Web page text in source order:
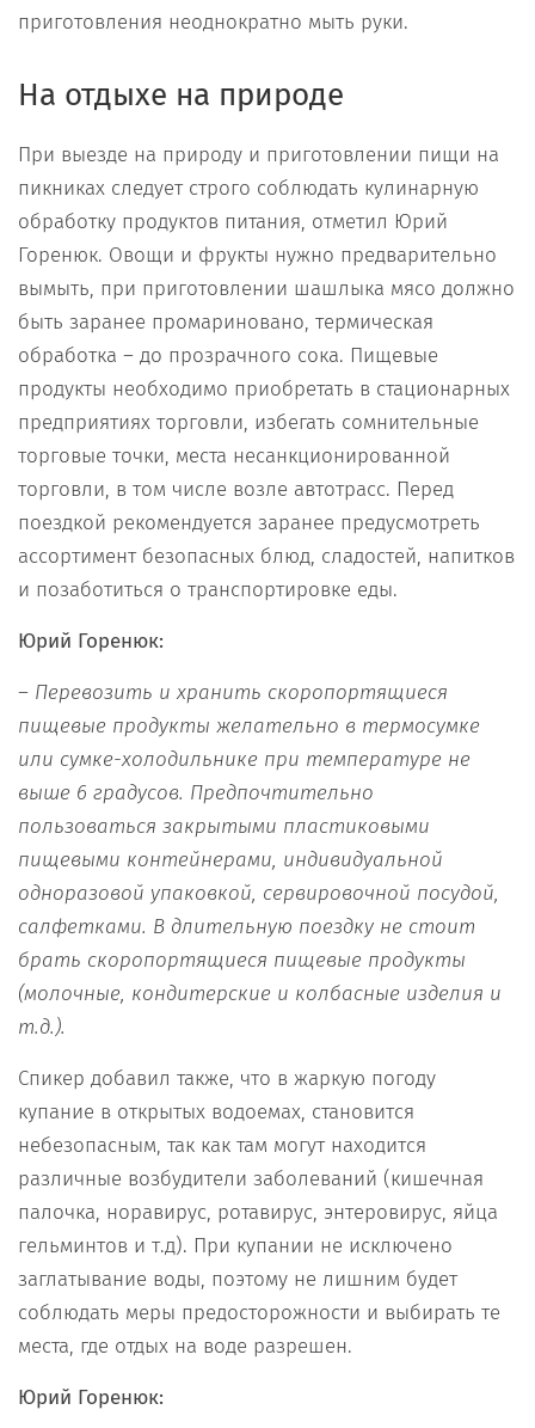
приготовления неоднократно мыть руки.
На отдыхе на природе
При выезде на природу и приготовлении пищи на
пикниках следует строго соблюдать кулинарную
обработку продуктов питания, отметил Юрий
Горенюк. Овощи и фрукты нужно предварительно
вымыть, при приготовлении шашлыка мясо должно
быть заранее промариновано, термическая
обработка – до прозрачного сока. Пищевые
продукты необходимо приобретать в стационарных
предприятиях торговли, избегать сомнительные
торговые точки, места несанкционированной
торговли, в том числе возле автотрасс. Перед
поездкой рекомендуется заранее предусмотреть
ассортимент безопасных блюд, сладостей, напитков
и позаботиться о транспортировке еды.
Юрий Горенюк:
– Перевозить и хранить скоропортящиеся
пищевые продукты желательно в термосумке
или сумке-холодильнике при температуре не
выше 6 градусов. Предпочтительно
пользоваться закрытыми пластиковыми
пищевыми контейнерами, индивидуальной
одноразовой упаковкой, сервировочной посудой,
салфетками. В длительную поездку не стоит
брать скоропортящиеся пищевые продукты
(молочные, кондитерские и колбасные изделия и
т.д.).
Спикер добавил также, что в жаркую погоду
купание в открытых водоемах, становится
небезопасным, так как там могут находится
различные возбудители заболеваний (кишечная
палочка, норавирус, ротавирус, энтеровирус, яйца
гельминтов и т.д). При купании не исключено
заглатывание воды, поэтому не лишним будет
соблюдать меры предосторожности и выбирать те
места, где отдых на воде разрешен.
Юрий Горенюк: